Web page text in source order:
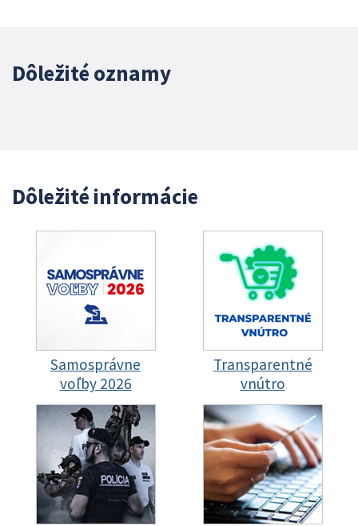
Dôležité oznamy
Dôležité informácie
Samosprávne
voľby 2026
Transparentné
vnútro